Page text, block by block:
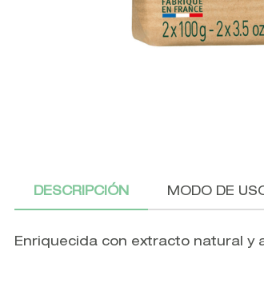
DESCRIPCIÓN MODO DE
Enriquecida con extracto natural y